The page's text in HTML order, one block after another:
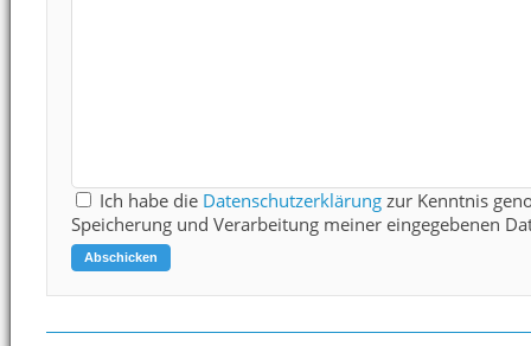
Ich habe die Datenschutzerklärung zur Kenntnis
Speicherung und Verarbeitung meiner eingegebenen